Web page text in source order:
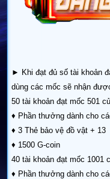
► Khi đạt đủ số tài khoản
dùng các mốc sẽ nhận
50 tài khoản đạt mốc 501
♦ Phần thưởng dành cho
♦ 3 Thẻ bảo vệ đồ vật + 13
♦ 1500 G-coin
40 tài khoản đạt mốc 1001
♦ Phần thưởng dành cho